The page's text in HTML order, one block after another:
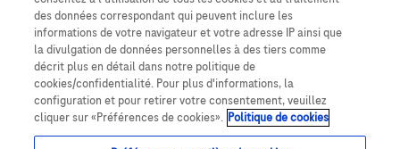
Bienvenue
sur
RochePro, la
plateforme
des données correspondant qui peuvent inclure les
informations de votre navigateur et votre adresse IP ainsi que
la divulgation de données personnelles à des tiers comme
décrit plus en détail dans notre politique de
cookies/confidentialité. Pour plus d'informations, la
configuration et pour retirer votre consentement, veuillez
cliquer sur «Préférences de cookies». Politique de cookies